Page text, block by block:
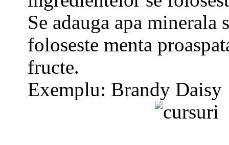
Se adauga apa minerala
foloseste menta
fructe.
Exemplu: Brandy Daisy